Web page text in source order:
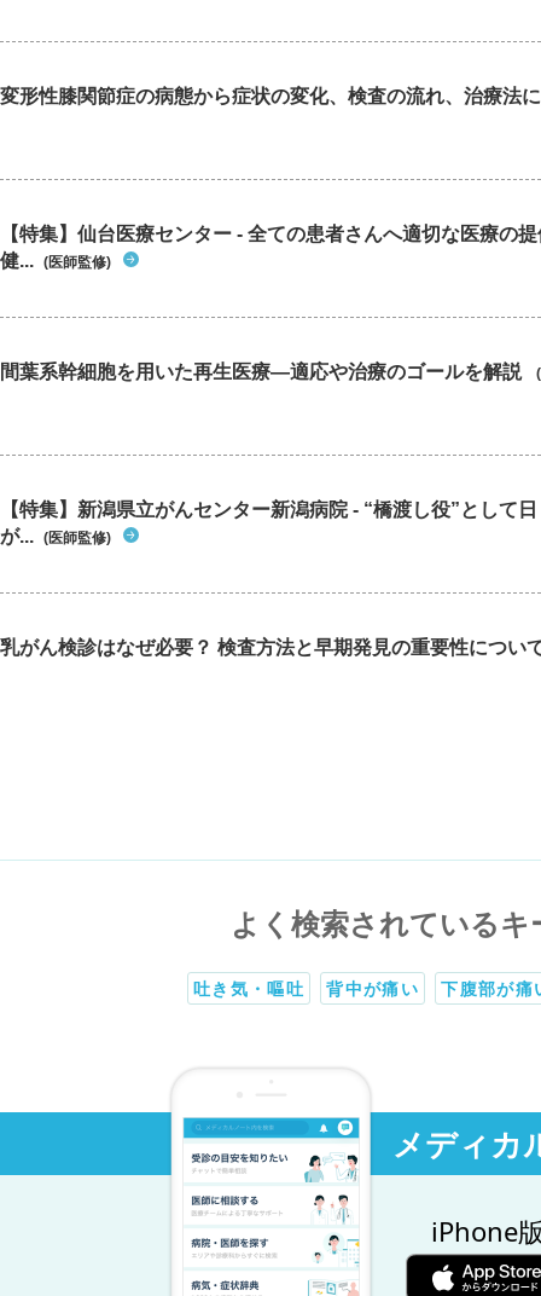
変形性膝関節症の病態から症状の変化、検査の流れ、治療法
【特集】仙台医療センター - 全ての患者さんへ適切な医療の
健... (医師監修)
間葉系幹細胞を用いた再生医療―適応や治療のゴールを解説
【特集】新潟県立がんセンター新潟病院 - “橋渡し役”として
が... (医師監修)
乳がん検診はなぜ必要？ 検査方法と早期発見の重要性につい
よく検索されているキ
吐き気・嘔吐 背中が痛い 下腹部が痛
メディカ
iPhone